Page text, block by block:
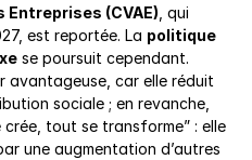
Entreprises (CVAE) , qui
est reportée. La politique
se poursuit cependant.
avantageuse, car elle réduit
sociale ; en revanche,
crée, tout se transforme” : elle
une augmentation d’autres